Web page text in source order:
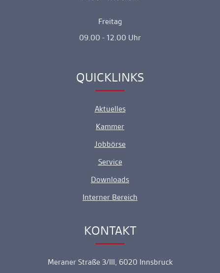
Freitag
09.00 - 12.00 Uhr
Ankerlink
QUICKLINKS
Aktuelles
Kammer
Jobbörse
Service
Downloads
Interner Bereich
Ankerlink
KONTAKT
Meraner Straße 3/III, 6020 Innsbruck